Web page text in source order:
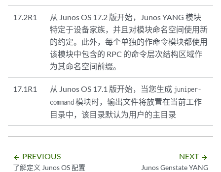
17.2R1
从 Junos OS 17.2 版开始，Junos YANG 模块
特定于设备家族，并且对模块命名空间使用新
的约定。此外，每个单独的作命令模块都使用
该模块中包含的 RPC 的命令层次结构区域作
为其命名空间前缀。
17.1R1 从 Junos OS 17.1 版开始，当您生成 juniper-
command模块时，输出文件将放置在当前工作
目录中，该目录默认为用户的主目录
arrow_backward PREVIOUS
了解定义 Junos OS 配置
NEXT arrow_forward
Junos Genstate YANG